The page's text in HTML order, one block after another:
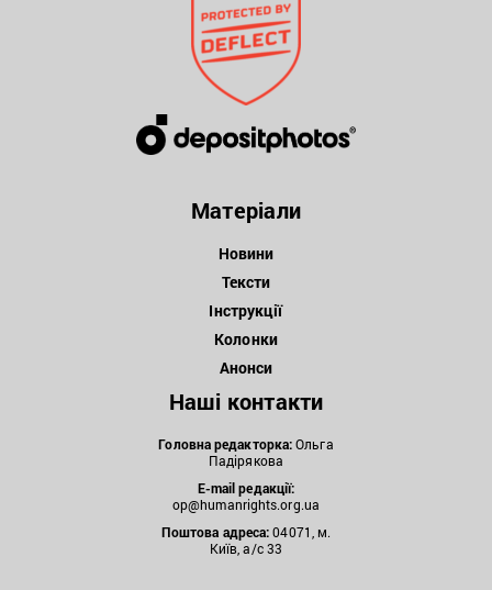
Матеріали
Новини
Тексти
Інструкції
Колонки
Анонси
Наші контакти
Головна редакторка:Ольга
Падірякова
E-mail редакції:
op@humanrights.org.ua
Поштова адреса:04071, м.
Київ, а/с 33